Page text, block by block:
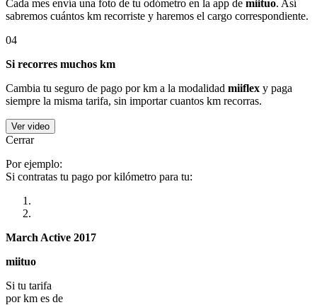
Cada mes envía una foto de tu odómetro en la app de miituo. Así
sabremos cuántos km recorriste y haremos el cargo correspondiente.
04
Si recorres muchos km
Cambia tu seguro de pago por km a la modalidad miiflex y paga
siempre la misma tarifa, sin importar cuantos km recorras.
Ver video
Cerrar
Por ejemplo:
Si contratas tu pago por kilómetro para tu:
March Active 2017
miituo
Si tu tarifa
por km es de